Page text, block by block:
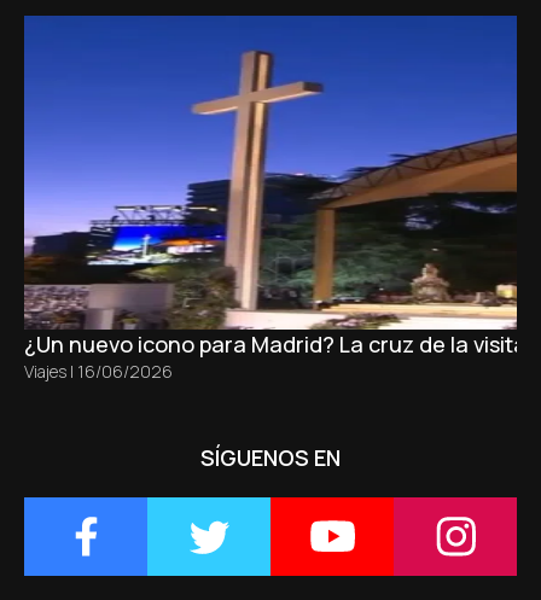
¿Un nuevo icono para Madrid? La cruz de la visita
Viajes | 16/06/2026
SÍGUENOS EN